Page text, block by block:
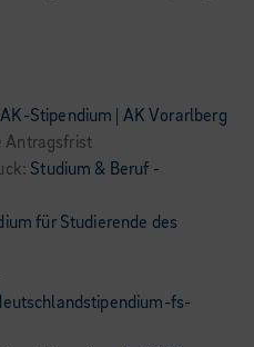
Stipendium | AK Vorarlberg
Antragsfrist
Studium & Beruf -
für Studierende des
fs-